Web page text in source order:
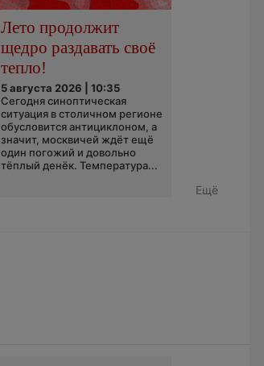
Лето продолжит
щедро раздавать своё
тепло!
5 августа 2026 | 10:35
Сегодня синоптическая
ситуация в столичном регионе
обусловится антициклоном, а
значит, москвичей ждёт ещё
один погожий и довольно
тёплый денёк. Температура...
Ещё